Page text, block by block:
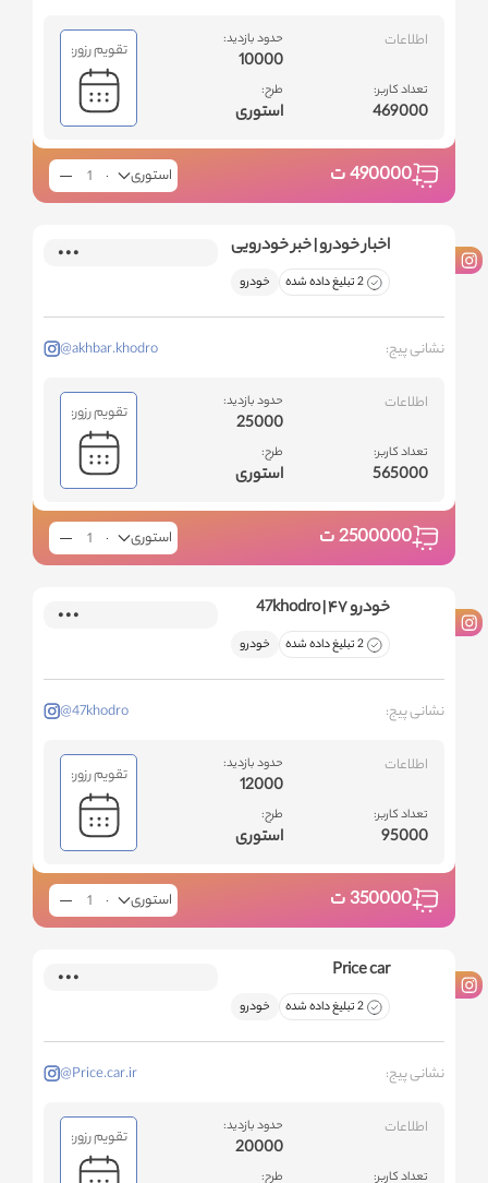
اطلاعات
تعداد کاربر:
469000
حدود بازدید:
10000
طرح:
استوری
تقویم رزور:
490000ت استوری
اخبار خودرو | خبر خودرویی
2 تبلیغ داده شده خودرو
نشانی پیج: @akhbar.khodro
اطلاعات
تعداد کاربر:
565000
حدود بازدید:
25000
طرح:
استوری
تقویم رزور:
2500000ت استوری
خودرو ۴۷ | 47khodro
2 تبلیغ داده شده خودرو
نشانی پیج: @47khodro
اطلاعات
تعداد کاربر:
95000
حدود بازدید:
12000
طرح:
استوری
تقویم رزور:
350000ت استوری
Price car
2 تبلیغ داده شده خودرو
نشانی پیج: @Price.car.ir
اطلاعات
تعداد کاربر:
حدود بازدید:
20000
طرح:
تقویم رزور: